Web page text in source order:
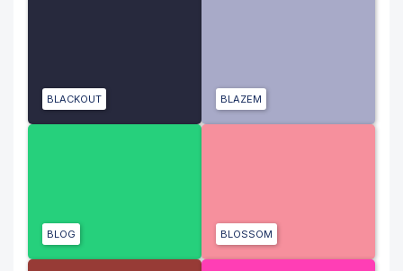
BLACKOUT BLAZEM
BLOG BLOSSOM